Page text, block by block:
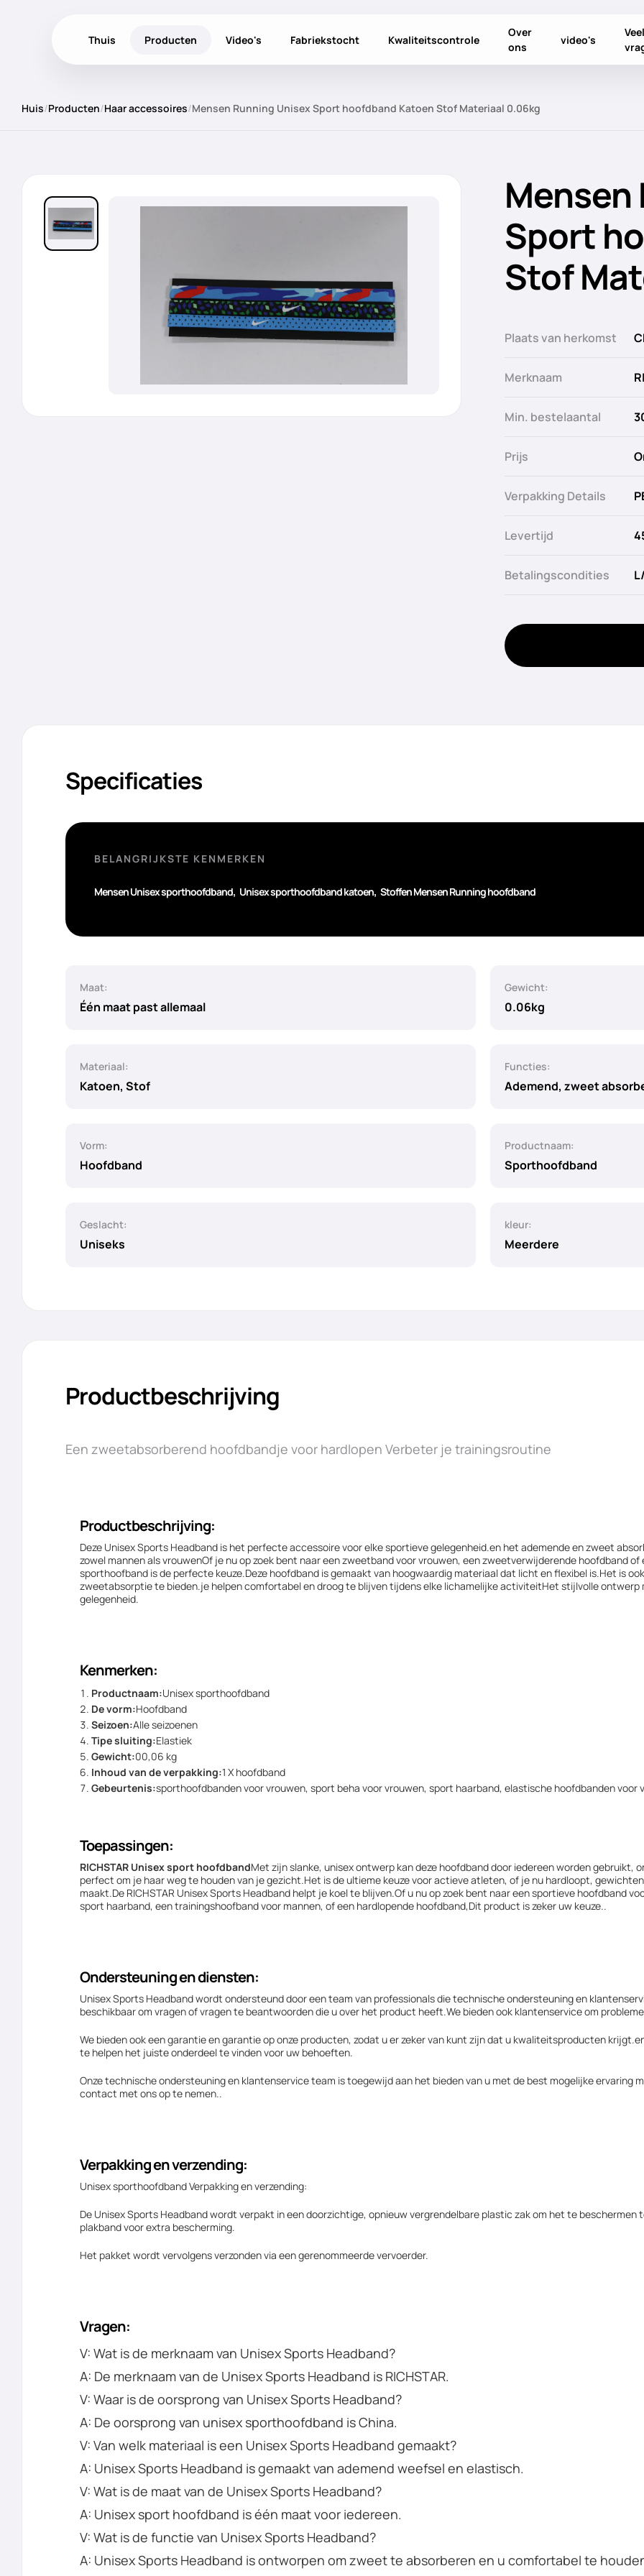
Thuis Producten Video's Fabriekstocht Kwaliteitscontrole
Over
ons
video's
Huis/Producten/Haar accessoires/Mensen Running Unisex Sport hoofdband Katoen Stof Materiaal 0.06kg
Mensen
Sport
Stof
Plaats van herkomst
Merknaam
Min. bestelaantal
Prijs
Verpakking Details
Levertijd
Betalingscondities
Specificaties
BELANGRIJKSTE KENMERKEN
Mensen Unisex sporthoofdband, Unisex sporthoofdband katoen, Stoffen Mensen Running hoofdband
Maat:
Één maat past allemaal
Gewicht:
0.06kg
Materiaal:
Katoen, Stof
Functies:
Ademend, zweet
Vorm:
Hoofdband
Productnaam:
Sporthoofdband
Geslacht:
Uniseks
kleur:
Meerdere
Productbeschrijving
Een zweetabsorberend hoofdbandje voor hardlopen Verbeter je trainingsroutine
Productbeschrijving:
Deze Unisex Sports Headband is het perfecte accessoire voor elke sportieve gelegenheid.en het ademende en zweet
zowel mannen als vrouwenOf je nu op zoek bent naar een zweetband voor vrouwen, een zweetverwijderende hoofdband
sporthoofband is de perfecte keuze.Deze hoofdband is gemaakt van hoogwaardig materiaal dat licht en flexibel is.Het is
zweetabsorptie te bieden.je helpen comfortabel en droog te blijven tijdens elke lichamelijke activiteitHet stijlvolle ontwerp
gelegenheid.
Kenmerken:
Productnaam:Unisex sporthoofdband
De vorm:Hoofdband
Seizoen:Alle seizoenen
Tipe sluiting:Elastiek
Gewicht:00,06 kg
Inhoud van de verpakking:1 X hoofdband
Gebeurtenis:sporthoofdbanden voor vrouwen, sport beha voor vrouwen, sport haarband, elastische hoofdbanden voor
Toepassingen:
RICHSTAR Unisex sport hoofdbandMet zijn slanke, unisex ontwerp kan deze hoofdband door iedereen worden gebruikt,
perfect om je haar weg te houden van je gezicht.Het is de ultieme keuze voor actieve atleten, of je nu hardloopt,
maakt.De RICHSTAR Unisex Sports Headband helpt je koel te blijven.Of u nu op zoek bent naar een sportieve hoofdband
sport haarband, een trainingshoofband voor mannen, of een hardlopende hoofdband,Dit product is zeker uw keuze..
Ondersteuning en diensten:
Unisex Sports Headband wordt ondersteund door een team van professionals die technische ondersteuning en
beschikbaar om vragen of vragen te beantwoorden die u over het product heeft.We bieden ook klantenservice om
We bieden ook een garantie en garantie op onze producten, zodat u er zeker van kunt zijn dat u kwaliteitsproducten
te helpen het juiste onderdeel te vinden voor uw behoeften.
Onze technische ondersteuning en klantenservice team is toegewijd aan het bieden van u met de best mogelijke ervaring
contact met ons op te nemen..
Verpakking en verzending:
Unisex sporthoofdband Verpakking en verzending:
De Unisex Sports Headband wordt verpakt in een doorzichtige, opnieuw vergrendelbare plastic zak om het te
plakband voor extra bescherming.
Het pakket wordt vervolgens verzonden via een gerenommeerde vervoerder.
Vragen:
V: Wat is de merknaam van Unisex Sports Headband?
A: De merknaam van de Unisex Sports Headband is RICHSTAR.
V: Waar is de oorsprong van Unisex Sports Headband?
A: De oorsprong van unisex sporthoofdband is China.
V: Van welk materiaal is een Unisex Sports Headband gemaakt?
A: Unisex Sports Headband is gemaakt van ademend weefsel en elastisch.
V: Wat is de maat van de Unisex Sports Headband?
A: Unisex sport hoofdband is één maat voor iedereen.
V: Wat is de functie van Unisex Sports Headband?
A: Unisex Sports Headband is ontworpen om zweet te absorberen en u comfortabel te